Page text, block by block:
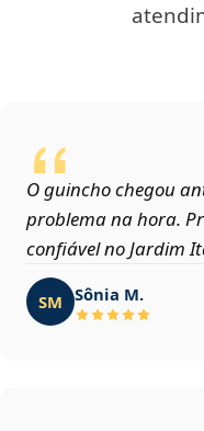
O guincho chegou
problema na hora.
confiável no Jardim
SM Sônia M.